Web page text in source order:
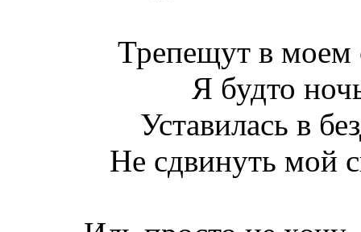
Трепещут в моем
Я будто
Уставилась в
Не сдвинуть мой